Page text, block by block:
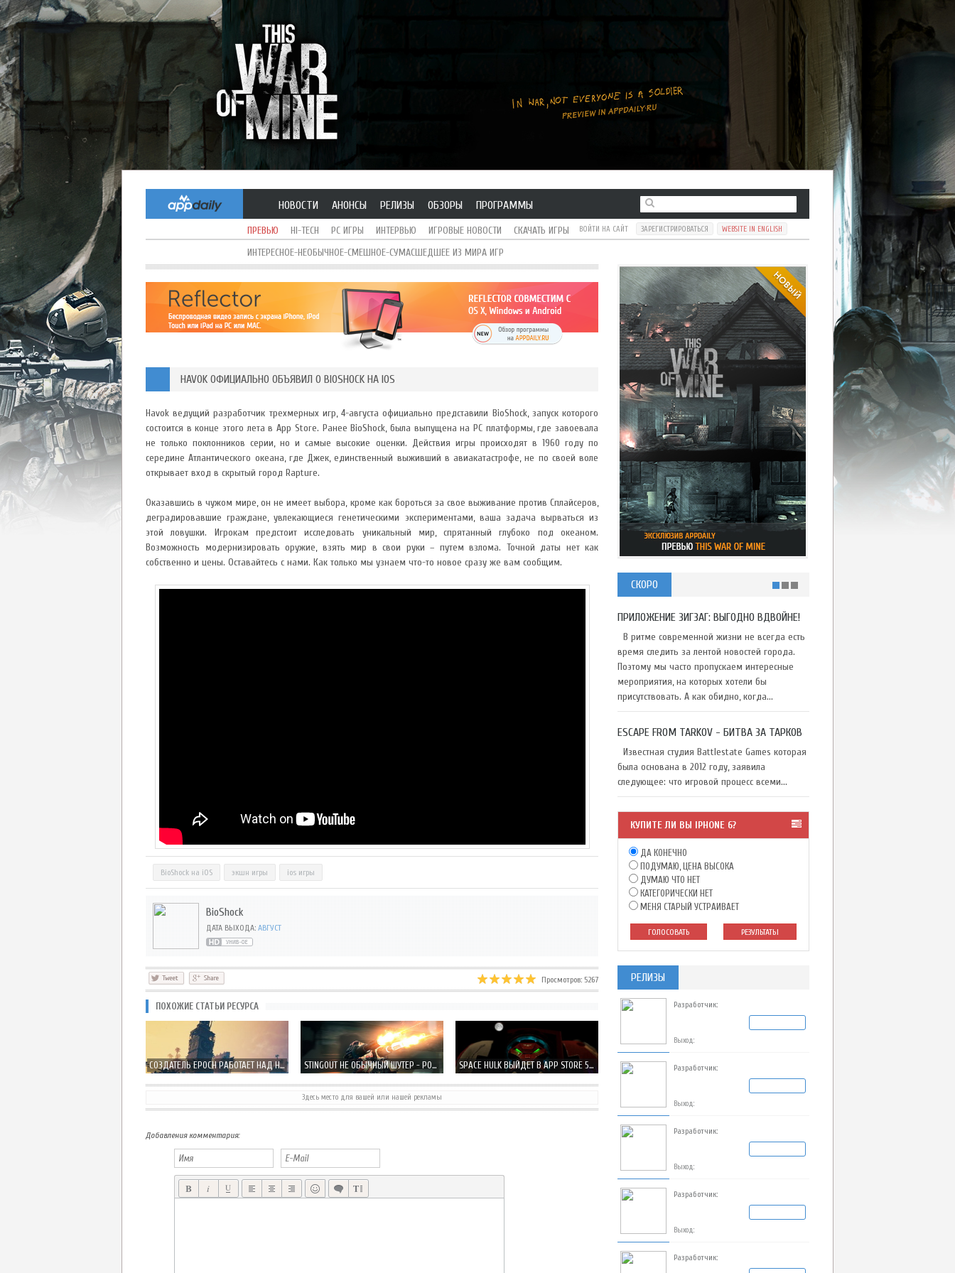
НОВОСТИ АНОНСЫ РЕЛИЗЫ ОБЗОРЫ ПРОГРАММЫ
ПРЕВЬЮ HI-TECH PC ИГРЫ ИНТЕРВЬЮ ИГРОВЫЕ НОВОСТИ
СКАЧАТЬ ИГРЫ
ИНТЕРЕСНОЕ-НЕОБЫЧНОЕ-СМЕШНОЕ-СУМАСШЕДШЕЕ ИЗ МИРА ИГР
ВОЙТИ НА САЙТ ЗАРЕГИСТРИРОВАТЬСЯ WEBSITE IN ENGLISH
HAVOK ОФИЦИАЛЬНО ОБЪЯВИЛ О BIOSHOCK НА IOS
Havok ведущий разработчик трехмерных игр, 4-августа официально представили BioShock, запуск которого
состоится в конце этого лета в App Store. Ранее BioShock, была выпущена на PC платформы, где завоевала
не только поклонников серии, но и самые высокие оценки. Действия игры происходят в 1960 году по
середине Атлантического океана, где Джек, единственный выживший в авиакатастрофе, не по своей воле
открывает вход в скрытый город Rapture.
Оказавшись в чужом мире, он не имеет выбора, кроме как бороться за свое выживание против Сплайсеров,
деградировавшие граждане, увлекающиеся генетическими экспериментами, ваша задача вырваться из
этой ловушки. Игрокам предстоит исследовать уникальный мир, спрятанный глубоко под океаном.
Возможность модернизировать оружие, взять мир в свои руки – путем взлома. Точной даты нет как
собственно и цены. Оставайтесь с нами. Как только мы узнаем что-то новое сразу же вам сообщим.
BioShock на iOS экшн игры ios игры
BioShock
ДАТА ВЫХОДА: АВГУСТ
Просмотров: 5267
ПОХОЖИЕ СТАТЬИ РЕСУРСА
СОЗДАТЕЛЬ EPOCH РАБОТАЕТ НАД НОВОЙ ИГРОЙ SUBMERGED НА ДВИЖКЕ UNREAL ENGINE 4 STINGOUT НЕ ОБЫЧНЫЙ ШУТЕР - РОБОТ M.A.N.T.I.S 7 ТЕБЕ В ПОМОЩЬ! SPACE HULK ВЫЙДЕТ В APP STORE 5 ДЕКАБРЯ ТОЛЬКО НА IPAD
Здесь место для вашей или нашей рекламы
Добавления комментария:
СКОРО
ПРИЛОЖЕНИЕ ЗИГЗАГ: ВЫГОДНО ВДВОЙНЕ!
В ритме современной жизни не всегда есть
время следить за лентой новостей города.
Поэтому мы часто пропускаем интересные
мероприятия, на которых хотели бы
присутствовать. А как обидно, когда...
ESCAPE FROM TARKOV - БИТВА ЗА ТАРКОВ
Известная студия Battlestate Games которая
была основана в 2012 году, заявила
следующее: что игровой процесс всеми...
КУПИТЕ ЛИ ВЫ IPHONE 6?
ДА КОНЕЧНО
ПОДУМАЮ, ЦЕНА ВЫСОКА
ДУМАЮ ЧТО НЕТ
КАТЕГОРИЧЕСКИ НЕТ
МЕНЯ СТАРЫЙ УСТРАИВАЕТ
ГОЛОСОВАТЬ РЕЗУЛЬТАТЫ
РЕЛИЗЫ
Разработчик:
Выход:
Разработчик:
Выход:
Разработчик:
Выход:
Разработчик:
Выход:
Разработчик: